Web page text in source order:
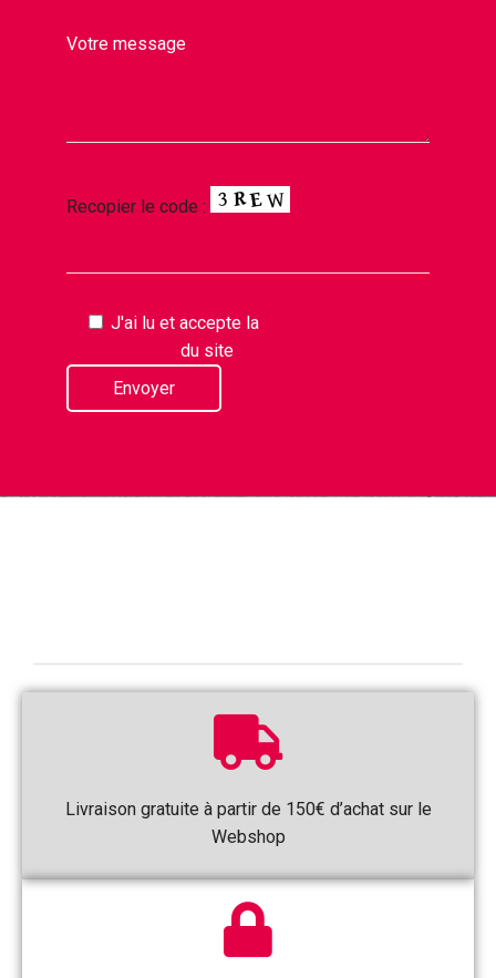
Votre message
Recopier le code :
J'ai lu et accepte la
du site
Livraison gratuite à partir de 150€ d’achat sur le
Webshop